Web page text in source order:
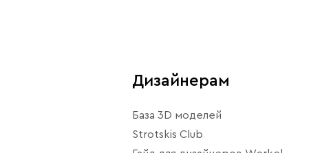
Дизайнерам
База 3D моделей
Strotskis Club